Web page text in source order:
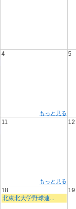
4
もっと見る
5
11
もっと見る
12
18
北東北大学野球連...
19